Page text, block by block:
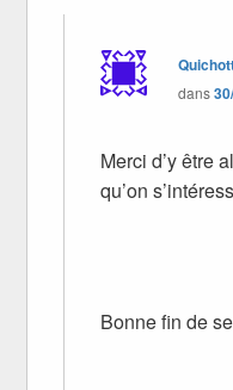
dans
Merci d’y être
qu’on
Bonne fin de